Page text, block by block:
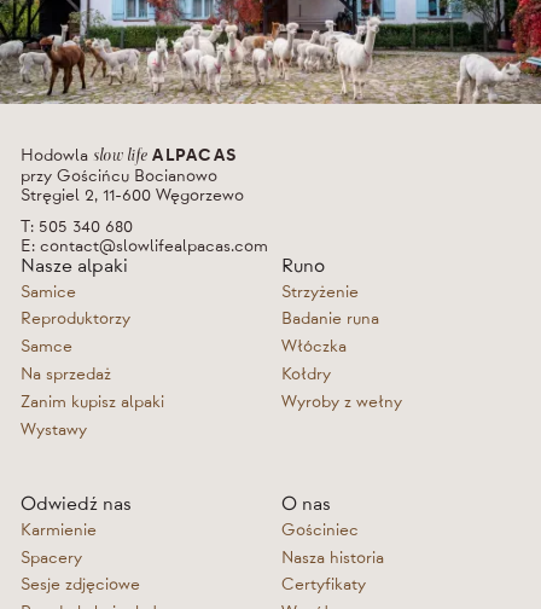
Hodowla slow life ALPACAS
przy Gościńcu Bocianowo
Stręgiel 2, 11-600 Węgorzewo
T: 505 340 680
E:contact@slowlifealpacas.com
Nasze alpaki
Samice
Reproduktorzy
Samce
Na sprzedaż
Zanim kupisz alpaki
Wystawy
Runo
Strzyżenie
Badanie runa
Włóczka
Kołdry
Wyroby z wełny
Odwiedź nas
Karmienie
Spacery
Sesje zdjęciowe
O nas
Gościniec
Nasza historia
Certyfikaty